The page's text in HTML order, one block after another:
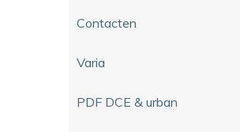
Contacten
Varia
PDF DCE & urban